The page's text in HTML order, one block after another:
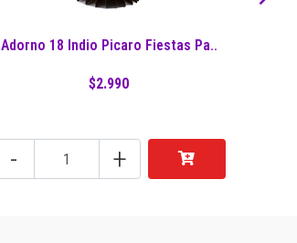
Adorno 18 Indio Picaro Fiestas Pa..
$2.990
- +